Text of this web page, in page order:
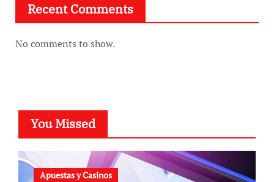
Recent Comments
No comments to show.
You Missed
Apuestas y Casinos